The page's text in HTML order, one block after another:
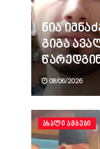
ნია
გიგა
08/06/2026
ᲐᲮᲐᲚᲘ ᲐᲛᲑᲔᲑᲘ